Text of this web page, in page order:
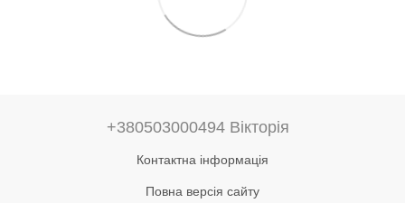
+380503000494 Вікторія
Контактна інформація
Повна версія сайту